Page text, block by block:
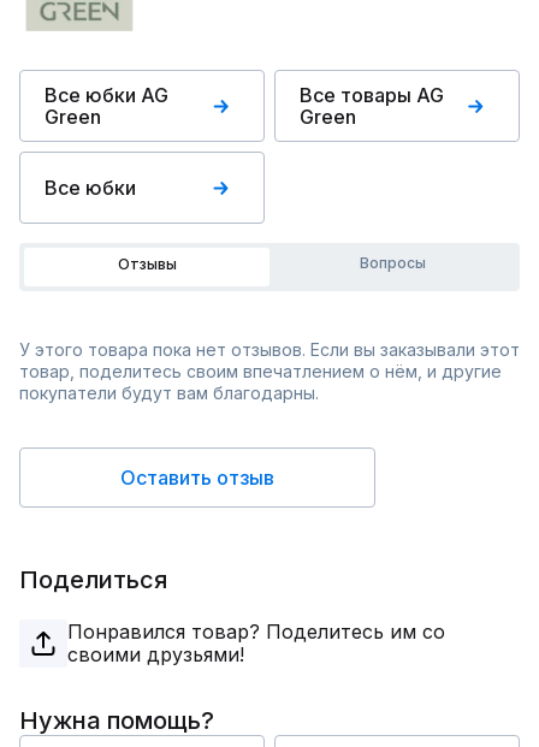
Все юбки AG
Green
Все товары AG
Green
Все юбки
Отзывы Вопросы
У этого товара пока нет отзывов. Если вы заказывали этот
товар, поделитесь своим впечатлением о нём, и другие
покупатели будут вам благодарны.
Оставить отзыв
Поделиться
Понравился товар? Поделитесь им со
своими друзьями!
Нужна помощь?